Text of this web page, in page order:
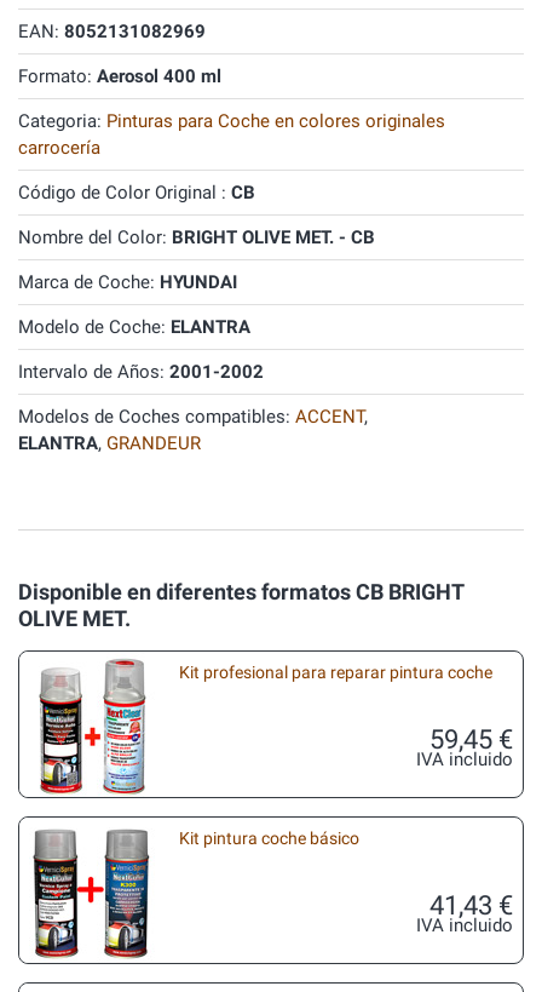
EAN: 8052131082969
Formato: Aerosol 400 ml
Categoria: Pinturas para Coche en colores originales
carrocería
Código de Color Original : CB
Nombre del Color: BRIGHT OLIVE MET. - CB
Marca de Coche: HYUNDAI
Modelo de Coche: ELANTRA
Intervalo de Años: 2001-2002
Modelos de Coches compatibles: ACCENT,
ELANTRA, GRANDEUR
Disponible en diferentes formatos CB BRIGHT
OLIVE MET.
Kit profesional para reparar pintura coche
59,45 €
IVA incluido
Kit pintura coche básico
41,43 €
IVA incluido